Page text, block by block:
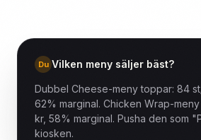
Du Vilken meny säljer bäst?
Dubbel Cheese-meny toppar: 84
62% marginal. Chicken Wrap-meny
kr, 58% marginal. Pusha den som
kiosken.